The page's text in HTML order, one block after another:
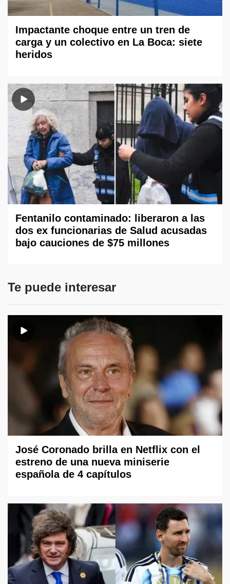
Impactante choque entre un tren de
carga y un colectivo en La Boca: siete
heridos
Fentanilo contaminado: liberaron a las
dos ex funcionarias de Salud acusadas
bajo cauciones de $75 millones
Te puede interesar
José Coronado brilla en Netflix con el
estreno de una nueva miniserie
española de 4 capítulos